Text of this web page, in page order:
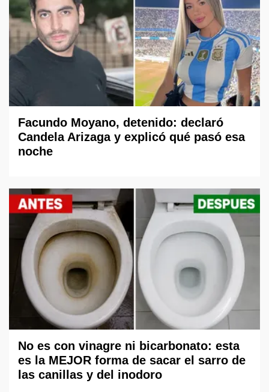
Facundo Moyano, detenido: declaró
Candela Arizaga y explicó qué pasó esa
noche
No es con vinagre ni bicarbonato: esta
es la MEJOR forma de sacar el sarro de
las canillas y del inodoro